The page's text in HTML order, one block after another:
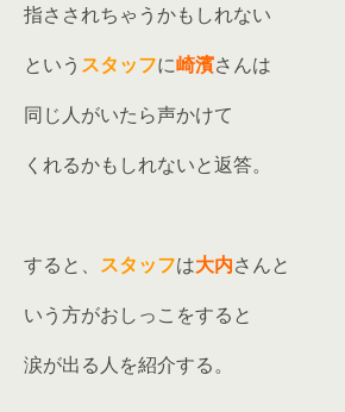
指さされちゃうかもしれない
という スタッフに崎濱さんは
同じ人がいたら声かけて
くれるかもしれないと返答。
すると、 スタッフは大内さんと
いう方がおしっこをすると
涙が出る人を紹介する。